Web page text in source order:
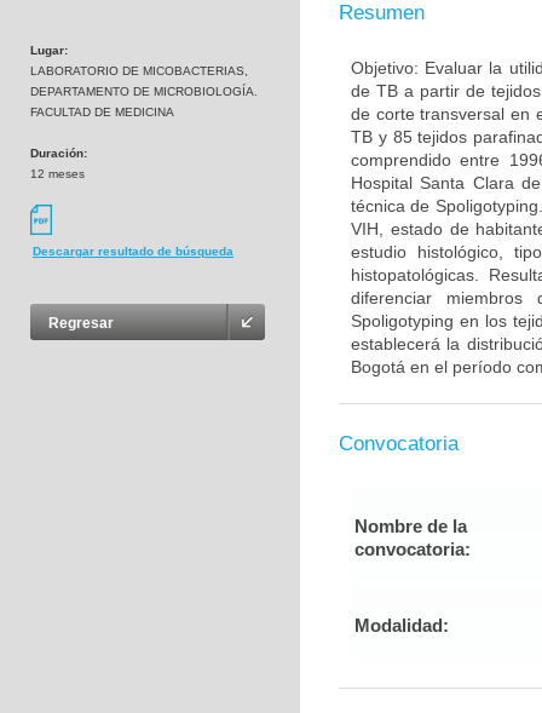
Lugar:
LABORATORIO DE MICOBACTERIAS,
DEPARTAMENTO DE MICROBIOLOGÍA.
FACULTAD DE MEDICINA
Duración:
12 meses
Descargar resultado de búsqueda
Regresar
Resumen
Objetivo: Evaluar la
de TB a partir de
de corte transversal en
TB y 85 tejidos
comprendido entre
Hospital Santa Clara
técnica de
VIH, estado de
estudio histológico,
histopatológicas.
diferenciar miembros
Spoligotyping en los
establecerá la
Bogotá en el período
Convocatoria
Nombre de la
convocatoria:
Modalidad: